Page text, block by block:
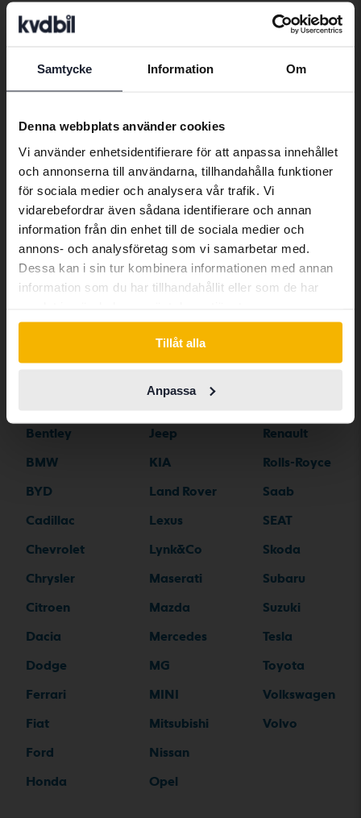
Samtycke Information Om
Denna webbplats använder cookies
Vi använder enhetsidentifierare för att anpassa innehållet
och annonserna till användarna, tillhandahålla funktioner
för sociala medier och analysera vår trafik. Vi
vidarebefordrar även sådana identifierare och annan
information från din enhet till de sociala medier och
annons- och analysföretag som vi samarbetar med.
Dessa kan i sin tur kombinera informationen med annan
information som du har tillhandahållit eller som de har
Tillåt alla
Anpassa
Bilar Ford
Fordmodeller
Ford Fiesta
Ford Focus
Ford Galaxy
Ford Kuga
Ford Mondeo
Ford Mustang
Bilmärken
Bentley
BMW
BYD
Cadillac
Chevrolet
Chrysler
Citroen
Dacia
Dodge
Ferrari
Fiat
Ford
Honda
Hyundai
Jeep
KIA
Land Rover
Lexus
Lynk&Co
Maserati
Mazda
Mercedes
MG
MINI
Mitsubishi
Nissan
Opel
Renault
Rolls-Royce
Saab
SEAT
Skoda
Subaru
Suzuki
Tesla
Toyota
Volkswagen
Volvo
Preferred language
We have detected that your browser
Swedish. To better service our friends
abroad we have an English language
site (kvdcars.com) that contains all the
same vehicles and services.
Continue in Swedish